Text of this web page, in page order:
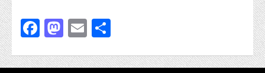
Facebook
Mastodon
Email